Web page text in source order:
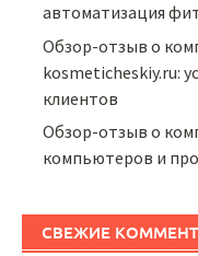
автоматизация
Обзор-отзыв о
kosmeticheskiy.ru:
клиентов
Обзор-отзыв о
компьютеров и
СВЕЖИЕ